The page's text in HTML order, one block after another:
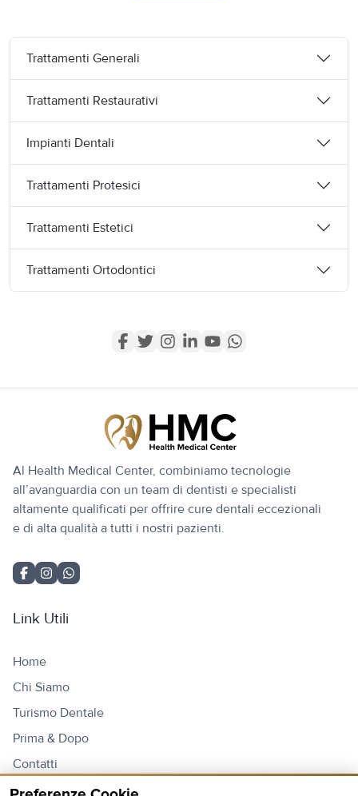
Trattamenti Generali
Trattamenti Restaurativi
Impianti Dentali
Trattamenti Protesici
Trattamenti Estetici
Trattamenti Ortodontici
Al Health Medical Center, combiniamo tecnologie
all’avanguardia con un team di dentisti e specialisti
altamente qualificati per offrire cure dentali eccezionali
e di alta qualità a tutti i nostri pazienti.
Link Utili
Home
Chi Siamo
Turismo Dentale
Prima & Dopo
Contatti
Listino Prezzi